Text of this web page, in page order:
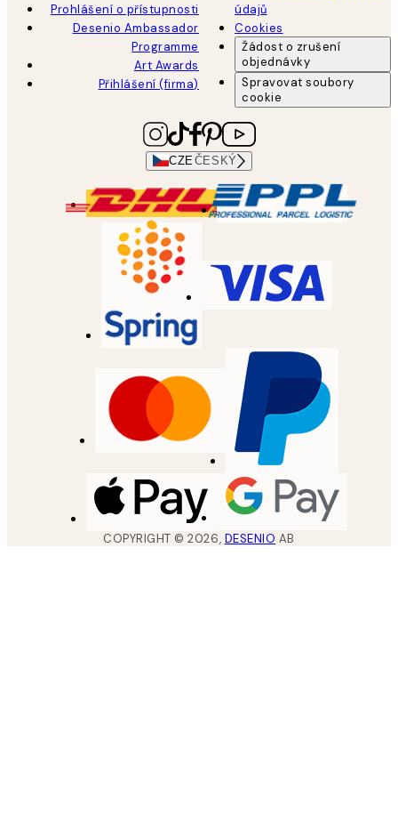
Prohlášení o přístupnosti
Desenio Ambassador
Programme
Art Awards
Přihlášení (firma)
údajů
Cookies
Žádost o zrušení
objednávky
Spravovat soubory
cookie
CZEČESKÝ
COPYRIGHT ©2026, DESENIO AB